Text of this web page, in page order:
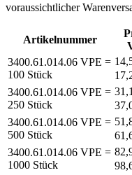
voraussichtlicher
Artikelnummer
3400.61.014.06 VPE =
100 Stück
3400.61.014.06 VPE =
250 Stück
3400.61.014.06 VPE =
500 Stück
3400.61.014.06 VPE =
1000 Stück